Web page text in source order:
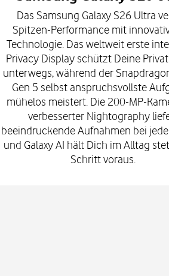
Das Samsung Galaxy S26 Ultra
Spitzen-Performance mit
Technologie. Das weltweit erste
Privacy Display schützt Deine
unterwegs, während der
Gen 5 selbst anspruchsvollste
mühelos meistert. Die 200-MP-
verbesserter Nightography
beeindruckende Aufnahmen bei
und Galaxy AI hält Dich im Alltag
Schritt voraus.